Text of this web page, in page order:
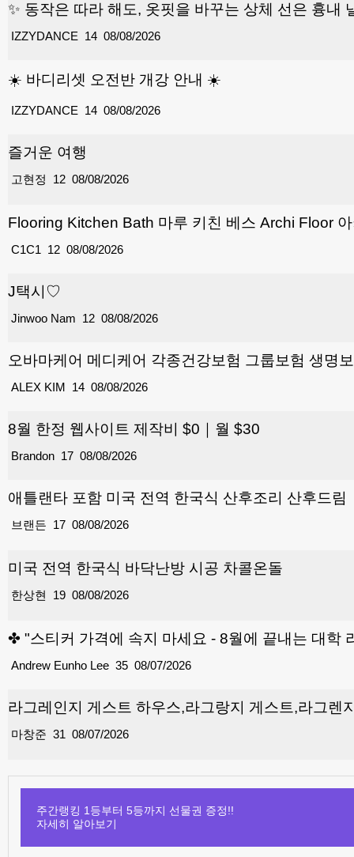
✨ 동작은 따라 해도, 옷핏을 바꾸는 상체 선은 흉내
14
IZZYDANCE 08/08/2026
☀️ 바디리셋 오전반 개강 안내 ☀️
14
IZZYDANCE 08/08/2026
즐거운 여행
12
고현정 08/08/2026
Flooring Kitchen Bath 마루 키친 베스 Archi Floor
12
C1C1 08/08/2026
J택시♡
12
Jinwoo Nam 08/08/2026
오바마케어 메디케어 각종건강보험 그룹보험 생명
14
ALEX KIM 08/08/2026
8월 한정 웹사이트 제작비 $0｜월 $30
17
Brandon 08/08/2026
애틀랜타 포함 미국 전역 한국식 산후조리 산후드림
17
브랜든 08/08/2026
미국 전역 한국식 바닥난방 시공 차콜온돌
19
한상현 08/08/2026
✤ "스티커 가격에 속지 마세요 - 8월에 끝내는 대학
35
Andrew Eunho Lee 08/07/2026
라그레인지 게스트 하우스,라그랑지 게스트,라그렌
31
마창준 08/07/2026
주간랭킹 1등부터 5등까지 선물권 증정!!
자세히 알아보기